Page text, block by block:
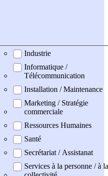
Industrie
Informatique /
Télécommunication
Installation / Maintenance
Marketing / Stratégie
commerciale
Ressources Humaines
Santé
Secrétariat / Assistanat
Services à la personne / à la